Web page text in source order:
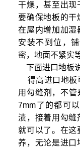
干燥，甚至出现
要确保地板的干
在屋内增加加湿
安装不到位，
密，地面不紧实
下面进口地板
得高进口地板
用勾缝剂，不
7mm了的都可
渍，接着用勾缝
就可以了。在这
养，无论是进口